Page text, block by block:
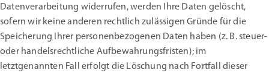
Datenverarbeitung widerrufen, werden Ihre Daten gelöscht,
sofern wir keine anderen rechtlich zulässigen Gründe für die
Speicherung Ihrer personenbezogenen Daten haben (z. B. steuer-
oder handelsrechtliche Aufbewahrungsfristen); im
letztgenannten Fall erfolgt die Löschung nach Fortfall dieser